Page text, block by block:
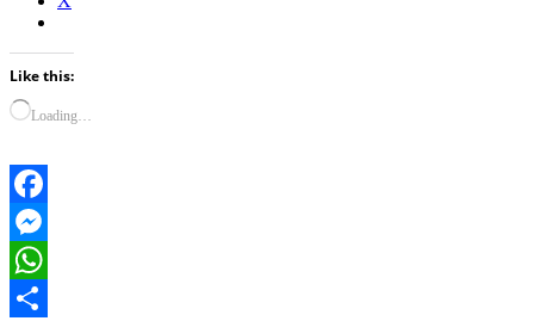
Like this:
Loading…
Facebook
Messenger
WhatsApp